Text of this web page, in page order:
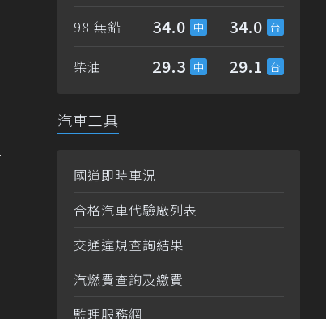
98 無鉛 34.0 34.0
柴油 29.3 29.1
汽車工具
國道即時車況
合格汽車代驗廠列表
交通違規查詢結果
汽燃費查詢及繳費
監理服務網